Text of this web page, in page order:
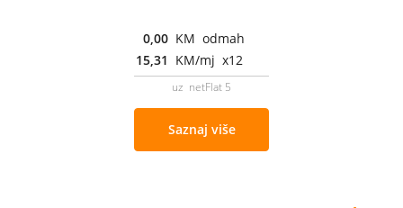
0,00 KM odmah
15,31 KM/mj x12
uz netFlat 5
Saznaj više